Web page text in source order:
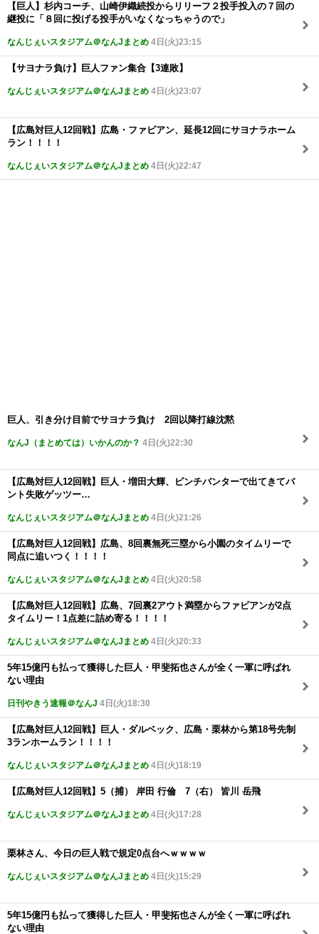
【巨人】杉内コーチ、山崎伊織続投からリリーフ２投手投入の７回の
継投に「８回に投げる投手がいなくなっちゃうので」
なんじぇいスタジアム＠なんJまとめ 4日(火)23:15
【サヨナラ負け】巨人ファン集合【3連敗】
なんじぇいスタジアム＠なんJまとめ 4日(火)23:07
【広島対巨人12回戦】広島・ファビアン、延長12回にサヨナラホーム
ラン！！！！
なんじぇいスタジアム＠なんJまとめ 4日(火)22:47
巨人、引き分け目前でサヨナラ負け 2回以降打線沈黙
なんJ（まとめては）いかんのか？ 4日(火)22:30
【広島対巨人12回戦】巨人・増田大輝、ピンチバンターで出てきてバ
ント失敗ゲッツー…
なんじぇいスタジアム＠なんJまとめ 4日(火)21:26
【広島対巨人12回戦】広島、8回裏無死三塁から小園のタイムリーで
同点に追いつく！！！！
なんじぇいスタジアム＠なんJまとめ 4日(火)20:58
【広島対巨人12回戦】広島、7回裏2アウト満塁からファビアンが2点
タイムリー！1点差に詰め寄る！！！！
なんじぇいスタジアム＠なんJまとめ 4日(火)20:33
5年15億円も払って獲得した巨人・甲斐拓也さんが全く一軍に呼ばれ
ない理由
日刊やきう速報＠なんJ 4日(火)18:30
【広島対巨人12回戦】巨人・ダルベック、広島・栗林から第18号先制
3ランホームラン！！！！
なんじぇいスタジアム＠なんJまとめ 4日(火)18:19
【広島対巨人12回戦】5（捕） 岸田 行倫 7（右） 皆川 岳飛
なんじぇいスタジアム＠なんJまとめ 4日(火)17:28
栗林さん、今日の巨人戦で規定0点台へｗｗｗｗ
なんじぇいスタジアム＠なんJまとめ 4日(火)15:29
5年15億円も払って獲得した巨人・甲斐拓也さんが全く一軍に呼ばれ
ない理由